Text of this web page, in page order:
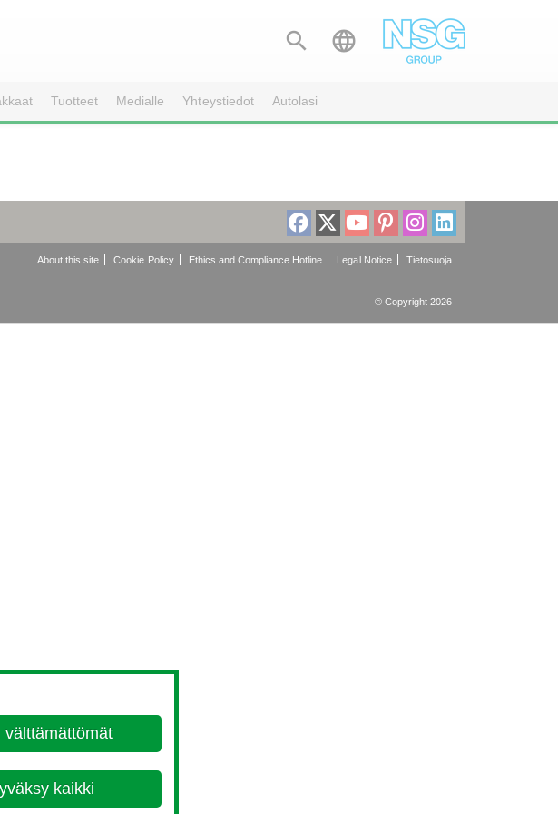
 
Tuotteet Medialle Yhteystiedot Autolasi
About this site Cookie Policy Ethics and Compliance Hotline Legal Notice Tietosuoja
© Copyright 2026
välttämättömät
kaikki